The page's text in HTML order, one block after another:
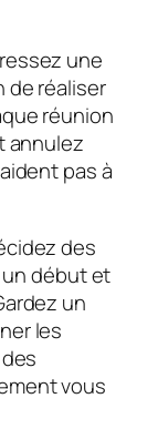
une
de réaliser
réunion
annulez
pas à
des
début et
un
les
vous